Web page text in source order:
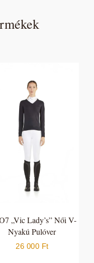
„Vic Lady’s” Női V-
Nyakú Pulóver
26 000 Ft